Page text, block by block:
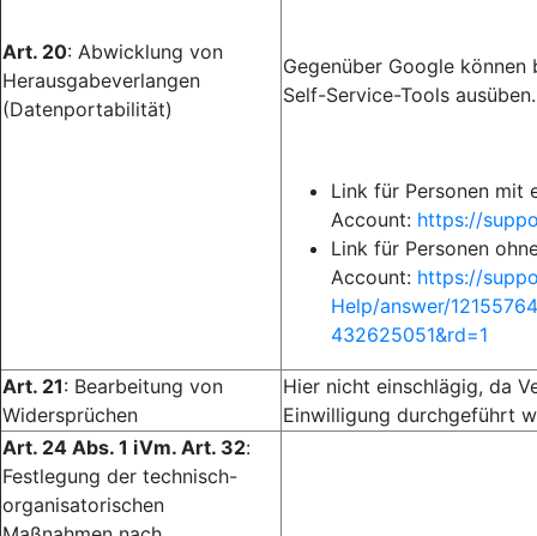
Art. 20: Abwicklung von
Herausgabeverlangen
(Datenportabilität)
Gegenüber Google
Self-Service-Tools ausüben.
Link für Personen mit
Account: https://
Link für Personen
Account: https://
Help/answer/
432625051&rd=1
Art. 21: Bearbeitung von
Widersprüchen
Hier nicht einschlägig, da
Einwilligung durchgeführt
Art. 24 Abs. 1 iVm. Art. 32:
Festlegung der technisch-
organisatorischen